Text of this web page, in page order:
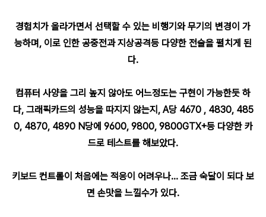
경험치가 올라가면서 선택할 수 있는 비행기와 무기의 변경이 가
능하며, 이로 인한 공중전과 지상공격등 다양한 전술을 펼치게 된
다.
컴퓨터 사양을 그리 높지 않아도 어느정도는 구현이 가능한듯 하
다, 그래픽카드의 성능을 따지지 않는지, A당 4670 , 4830, 485
0, 4870, 4890 N당에 9600, 9800, 9800GTX+등 다양한 카
드로 테스트를 해보았다.
키보드 컨트롤이 처음에는 적응이 어려우나... 조금 숙달이 되다 보
면 손맛을 느낄수가 있다.